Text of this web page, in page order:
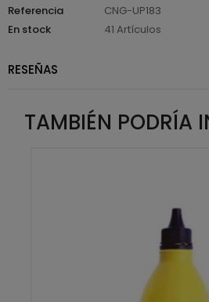
Referencia
CNG-UP183
En stock
41 Artículos
RESEÑAS
TAMBIÉN PODRÍA